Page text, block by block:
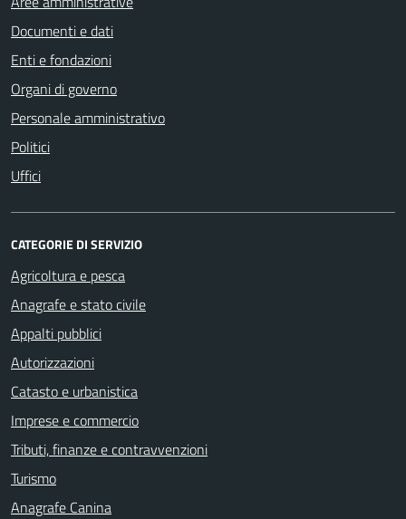
Documenti e dati
Enti e fondazioni
Organi di governo
Personale amministrativo
Politici
Uffici
CATEGORIE DI SERVIZIO
Agricoltura e pesca
Anagrafe e stato civile
Appalti pubblici
Autorizzazioni
Catasto e urbanistica
Imprese e commercio
Tributi, finanze e contravvenzioni
Turismo
Anagrafe Canina